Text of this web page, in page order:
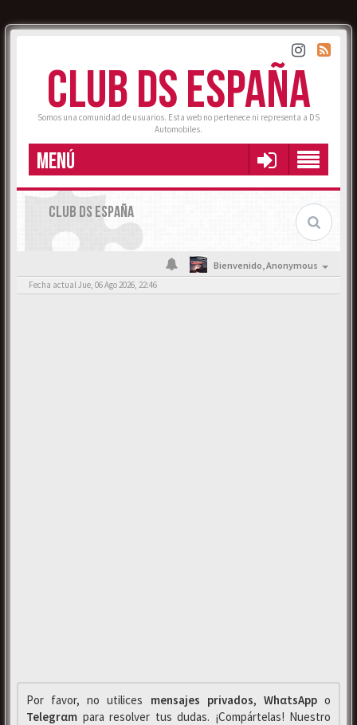
CLUB DS ESPAÑA
Somos una comunidad de usuarios. Esta web no pertenece ni representa a DS
Automobiles.
MENÚ
CLUB DS ESPAÑA
Bienvenido,Anonymous
Fecha actual Jue, 06 Ago 2026, 22:46
Por favor, no utilices mensajes privados, WhαtsAppo
Telegrαm para resolver tus dudas. ¡Compártelas! Nuestro